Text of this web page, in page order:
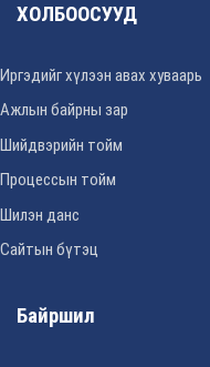
ХОЛБООСУУД
Иргэдийг хүлээн авах хуваарь
Ажлын байрны зар
Шийдвэрийн тойм
Процессын тойм
Шилэн данс
Сайтын бүтэц
Байршил